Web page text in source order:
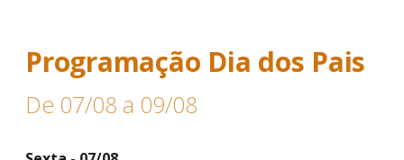
Programação Dia dos Pais
De 07/08 a 09/08